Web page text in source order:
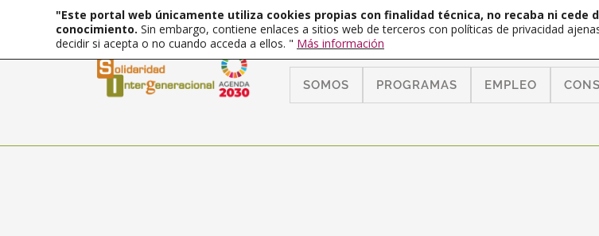
SOMOS PROGRAMAS EMPLEO
"Este portal web únicamente utiliza cookies propias con finalidad técnica, no recaba ni cede
conocimiento. Sin embargo, contiene enlaces a sitios web de terceros con políticas de privacidad
decidir si acepta o no cuando acceda a ellos. " Más información